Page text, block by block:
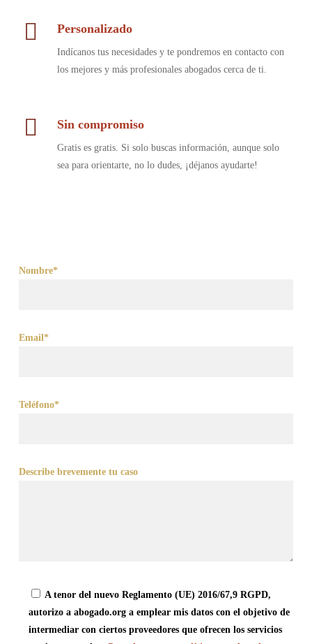
Personalizado
Indícanos tus necesidades y te pondremos en contacto con
los mejores y más profesionales abogados cerca de ti.
Sin compromiso
Gratis es gratis. Si solo buscas información, aunque solo
sea para orientarte, no lo dudes, ¡déjanos ayudarte!
Nombre*
Email*
Teléfono*
Describe brevemente tu caso
A tenor del nuevo Reglamento (UE) 2016/67,9 RGPD,
autorizo a abogado.org a emplear mis datos con el objetivo de
intermediar con ciertos proveedores que ofrecen los servicios